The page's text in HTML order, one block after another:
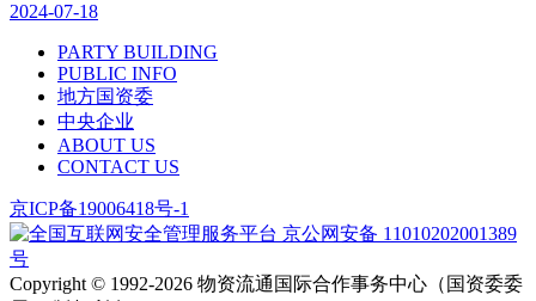
2024-07-18
PARTY BUILDING
PUBLIC INFO
地方国资委
中央企业
ABOUT US
CONTACT US
京ICP备19006418号-1
京公网安备 11010202001389
号
Copyright ©️ 1992-2026 物资流通国际合作事务中心（国资委委